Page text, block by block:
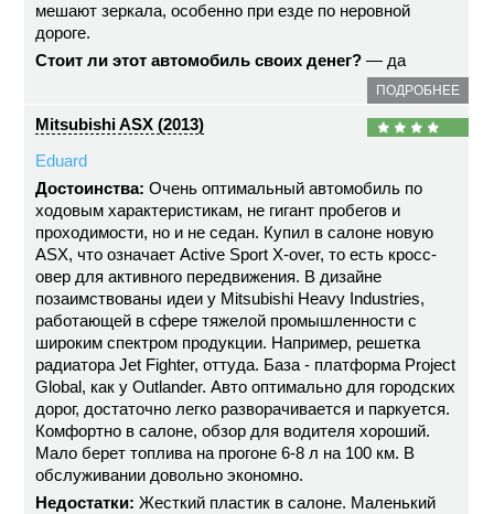
мешают зеркала, особенно при езде по неровной
дороге.
Стоит ли этот автомобиль своих денег? — да
ПОДРОБНЕЕ
Mitsubishi ASX (2013)
Eduard
Достоинства: Очень оптимальный автомобиль по
ходовым характеристикам, не гигант пробегов и
проходимости, но и не седан. Купил в салоне новую
ASX, что означает Active Sport X-over, то есть кросс-
овер для активного передвижения. В дизайне
позаимствованы идеи у Mitsubishi Heavy Industries,
работающей в сфере тяжелой промышленности с
широким спектром продукции. Например, решетка
радиатора Jet Fighter, оттуда. База - платформа Project
Global, как у Outlander. Авто оптимально для городских
дорог, достаточно легко разворачивается и паркуется.
Комфортно в салоне, обзор для водителя хороший.
Мало берет топлива на прогоне 6-8 л на 100 км. В
обслуживании довольно экономно.
Недостатки: Жесткий пластик в салоне. Маленький